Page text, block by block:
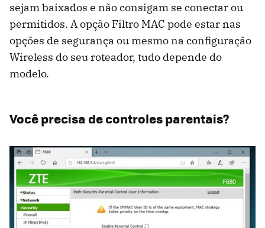
sejam baixados e não consigam se conectar ou
permitidos. A opção Filtro MAC pode estar nas
opções de segurança ou mesmo na configuração
Wireless do seu roteador, tudo depende do
modelo.
Você precisa de controles parentais?